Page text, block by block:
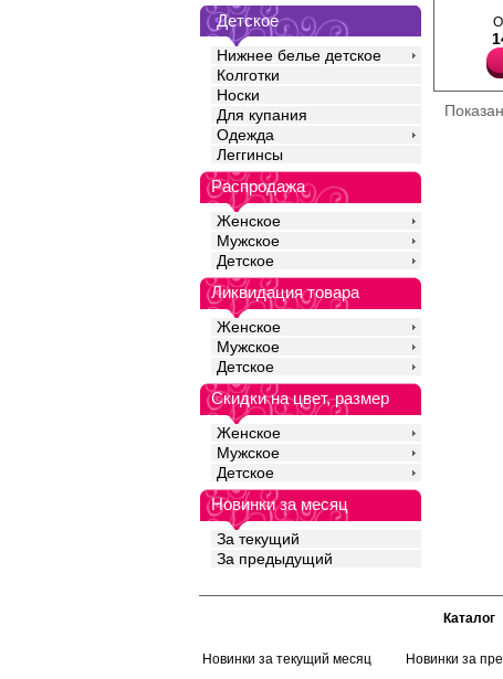
Детское
Нижнее белье детское
Колготки
Носки
Для купания
Одежда
Леггинсы
Распродажа
Женское
Мужское
Детское
Ликвидация товара
Женское
Мужское
Детское
Скидки на цвет, размер
Женское
Мужское
Детское
Новинки за месяц
За текущий
За предыдущий
Халат женский на
свободного кроя 3/4,
бортам изделия, них
оверлоком.
Каталог
Новинки за текущий месяц Новинки за